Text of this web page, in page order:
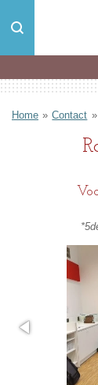
direct
hoofdinhoud
Home » Contact »